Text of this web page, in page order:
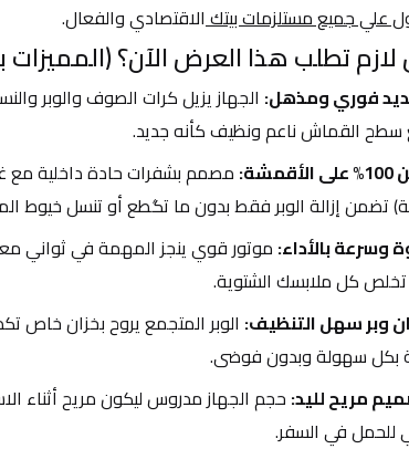
علي جميع مستلزمات بيتك الاقتصادي والفعال.
تطلب هذا العرض الآن؟ (المميزات
فوري ومذهل:
سطح القماش ناعم ونظيف كأنه جديد.
تضمن إزالة الوبر فقط بدون ما تگطع أو تنسل خيوط
وسرعة بالأداء:
تخلص كل ملابسك الشتوية.
وبر سهل التنظيف:
بكل سهولة وبدون فوضى.
مريح لليد:
للحمل في السفر.